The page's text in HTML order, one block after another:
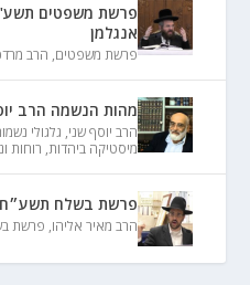
פרשת משפטים
אנגלמן
פרשת משפטים, הרב
מהות הנשמה הרב
הרב יוסף שני, גלגולי
מיסטיקה ביהדות, רוחות
פרשת בשלח תשע״ח
הרב מאיר אליהו, פרשת